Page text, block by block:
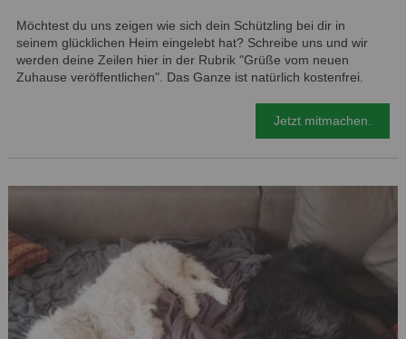
Möchtest du uns zeigen wie sich dein Schützling bei dir in
seinem glücklichen Heim eingelebt hat? Schreibe uns und wir
werden deine Zeilen hier in der Rubrik "Grüße vom neuen
Zuhause veröffentlichen". Das Ganze ist natürlich kostenfrei.
Jetzt mitmachen.